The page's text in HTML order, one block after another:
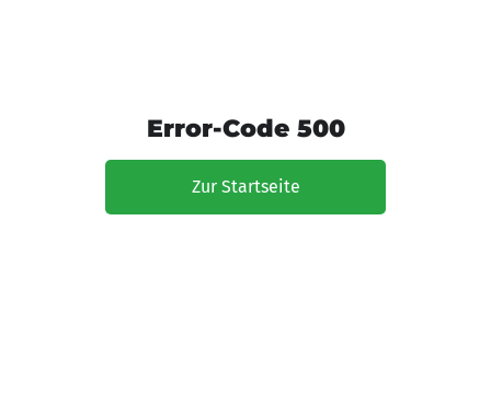
Error-Code 500
Zur Startseite